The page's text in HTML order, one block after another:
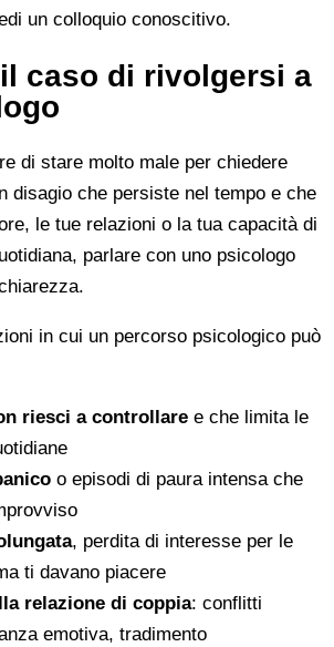
un colloquio conoscitivo.
caso di rivolgersi a
di stare molto male per chiedere
disagio che persiste nel tempo e che
le tue relazioni o la tua capacità di
parlare con uno psicologo
in cui un percorso psicologico può
riesci a controllare e che limita le
o episodi di paura intensa che
, perdita di interesse per le
ti davano piacere
relazione di coppia: conflitti
emotiva, tradimento